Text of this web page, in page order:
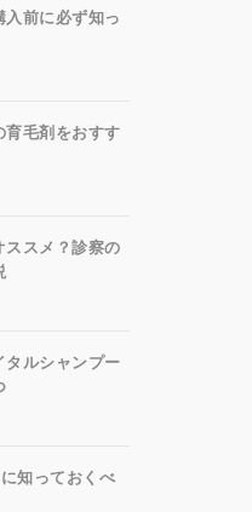
前に必ず知っ
育毛剤をおすす
ススメ？診察の
タルシャンプー
知っておくべ